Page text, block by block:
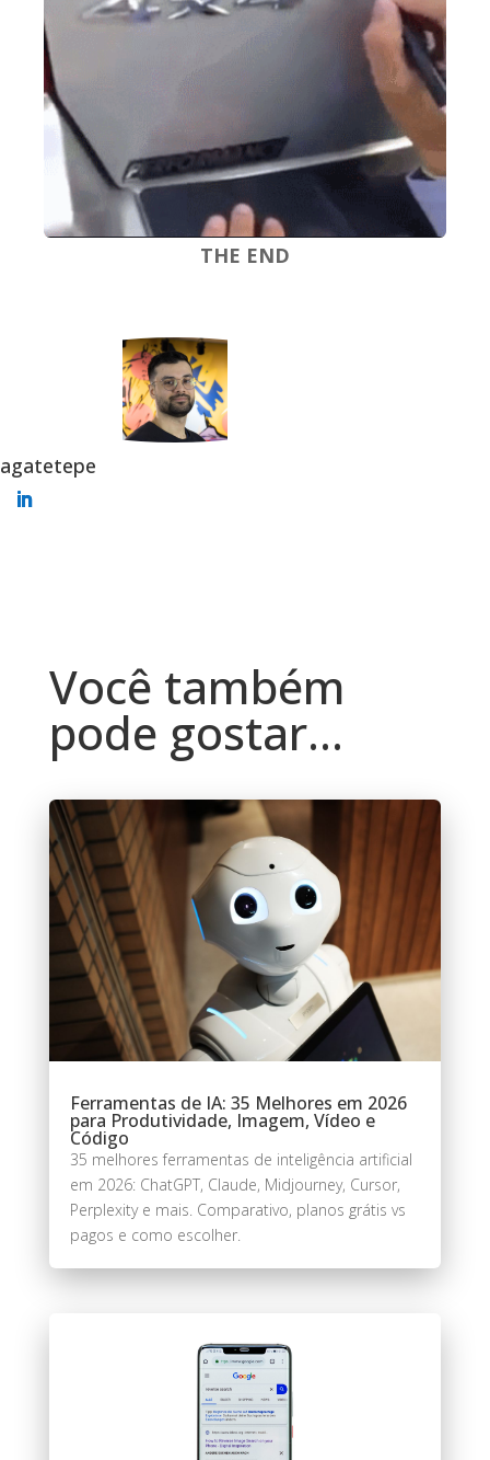
THE END
agatetepe
Você também
pode gostar…
Ferramentas de IA: 35 Melhores em 2026
para Produtividade, Imagem, Vídeo e
Código
35 melhores ferramentas de inteligência artificial
em 2026: ChatGPT, Claude, Midjourney, Cursor,
Perplexity e mais. Comparativo, planos grátis vs
pagos e como escolher.